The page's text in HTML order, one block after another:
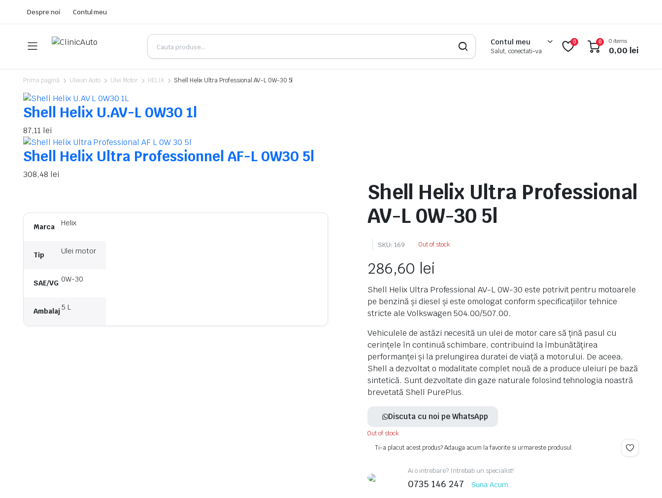
Despre noi Contul meu
Contul meu
Salut, conectati-va
0 0 0 items
0,00 lei
Prima pagină Uleiuri Auto Ulei Motor HELIX Shell Helix Ultra Professional AV-L 0W-30 5l
Shell Helix U.AV-L 0W30 1l
87,11 lei
Shell Helix Ultra Professionnel AF-L 0W30 5l
308,48 lei
Marca Helix
Tip Ulei motor
SAE/VG 0W-30
Ambalaj 5 L
Shell Helix Ultra Professional
AV-L 0W-30 5l
SKU: 169 Out of stock
286,60 lei
Shell Helix Ultra Professional AV-L 0W-30 este potrivit pentru motoarele
pe benzină și diesel și este omologat conform specificațiilor tehnice
stricte ale Volkswagen 504.00/507.00.
Vehiculele de astăzi necesită un ulei de motor care să țină pasul cu
cerințele în continuă schimbare, contribuind la îmbunătățirea
performanței și la prelungirea duratei de viață a motorului. De aceea,
Shell a dezvoltat o modalitate complet nouă de a produce uleiuri pe bază
sintetică. Sunt dezvoltate din gaze naturale folosind tehnologia noastră
brevetată Shell PurePlus.
Discuta cu noi pe WhatsApp
Out of stock
Ti-a placut acest produs? Adauga acum la favorite si urmareste produsul.
Ai o intrebare? Intrebati un specialist!
0735 146 247 Suna Acum